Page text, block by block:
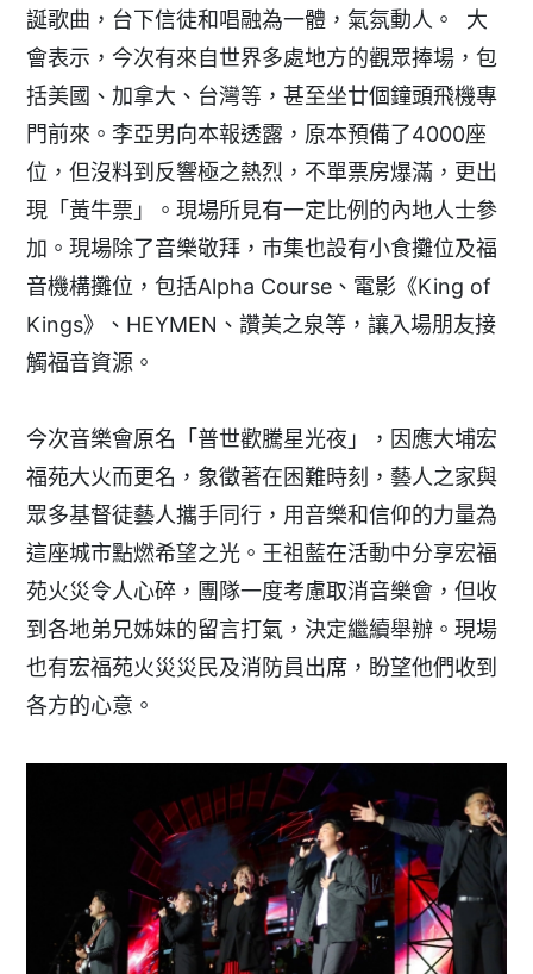
誕歌曲，台下信徒和唱融為一體，氣氛動人。 大
會表示，今次有來自世界多處地方的觀眾捧場，包
括美國、加拿大、台灣等，甚至坐廿個鐘頭飛機專
門前來。李亞男向本報透露，原本預備了4000座
位，但沒料到反響極之熱烈，不單票房爆滿，更出
現「黃牛票」。現場所見有一定比例的內地人士參
加。現場除了音樂敬拜，巿集也設有小食攤位及福
音機構攤位，包括Alpha Course、電影《King of
Kings》、HEYMEN、讚美之泉等，讓入場朋友接
觸福音資源。
今次音樂會原名「普世歡騰星光夜」，因應大埔宏
福苑大火而更名，象徵著在困難時刻，藝人之家與
眾多基督徒藝人攜手同行，用音樂和信仰的力量為
這座城市點燃希望之光。王祖藍在活動中分享宏福
苑火災令人心碎，團隊一度考慮取消音樂會，但收
到各地弟兄姊妹的留言打氣，決定繼續舉辦。現場
也有宏福苑火災災民及消防員出席，盼望他們收到
各方的心意。